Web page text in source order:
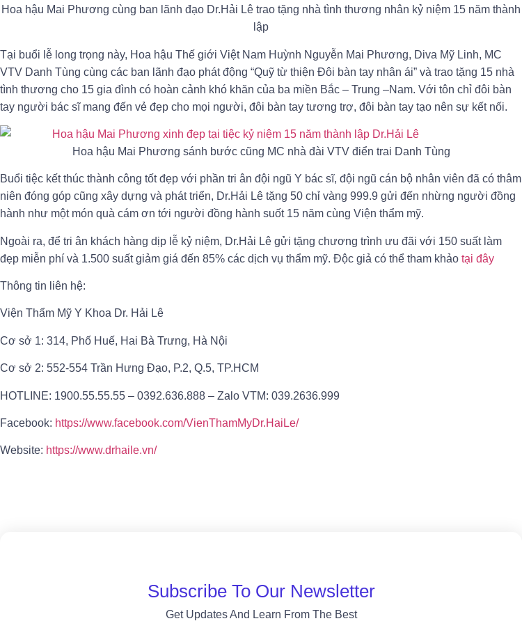
Hoa hậu Mai Phương cùng ban lãnh đạo Dr.Hải Lê trao tặng nhà tình thương nhân kỷ niệm 15 năm thành
lập
Tại buổi lễ long trọng này, Hoa hậu Thế giới Việt Nam Huỳnh Nguyễn Mai Phương, Diva Mỹ Linh, MC
VTV Danh Tùng cùng các ban lãnh đạo phát động “Quỹ từ thiện Đôi bàn tay nhân ái” và trao tặng 15 nhà
tình thương cho 15 gia đình có hoàn cảnh khó khăn của ba miền Bắc – Trung –Nam. Với tôn chỉ đôi bàn
tay người bác sĩ mang đến vẻ đẹp cho mọi người, đôi bàn tay tương trợ, đôi bàn tay tạo nên sự kết nối.
Hoa hậu Mai Phương sánh bước cũng MC nhà đài VTV điển trai Danh Tùng
Buổi tiệc kết thúc thành công tốt đẹp với phần tri ân đội ngũ Y bác sĩ, đội ngũ cán bộ nhân viên đã có thâm
niên đóng góp cũng xây dựng và phát triển, Dr.Hải Lê tặng 50 chỉ vàng 999.9 gửi đến nhừng người đồng
hành như một món quà cám ơn tới người đồng hành suốt 15 năm cùng Viện thẩm mỹ.
Ngoài ra, để tri ân khách hàng dịp lễ kỷ niệm, Dr.Hải Lê gửi tặng chương trình ưu đãi với 150 suất làm
đẹp miễn phí và 1.500 suất giảm giá đến 85% các dịch vụ thẩm mỹ. Độc giả có thể tham khảo tại đây
Thông tin liên hệ:
Viện Thẩm Mỹ Y Khoa Dr. Hải Lê
Cơ sở 1: 314, Phố Huế, Hai Bà Trưng, Hà Nội
Cơ sở 2: 552-554 Trần Hưng Đạo, P.2, Q.5, TP.HCM
HOTLINE: 1900.55.55.55 – 0392.636.888 – Zalo VTM: 039.2636.999
Facebook: https://www.facebook.com/VienThamMyDr.HaiLe/
Website: https://www.drhaile.vn/
Subscribe To Our Newsletter
Get Updates And Learn From The Best